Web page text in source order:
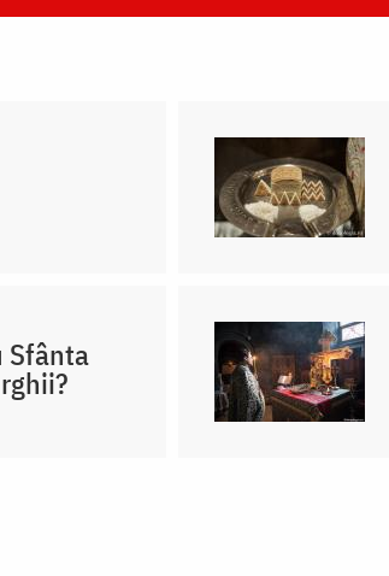
Sfânta